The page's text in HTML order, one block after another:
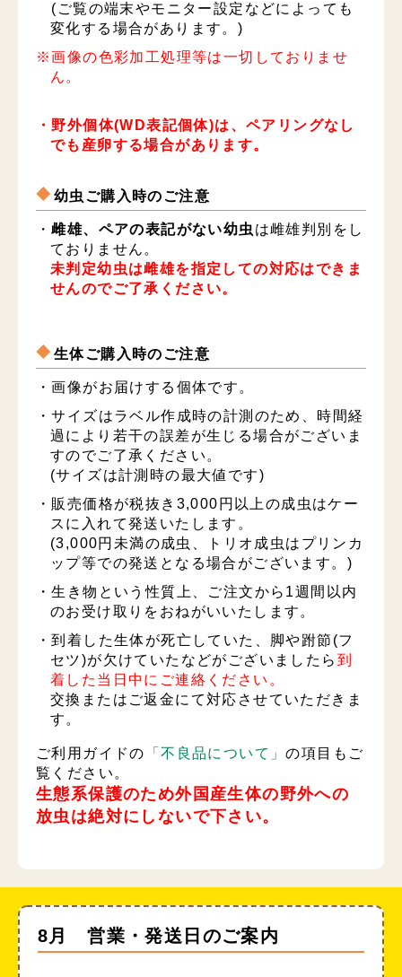
(ご覧の端末やモニター設定などによっても
変化する場合があります。)
※画像の色彩加工処理等は一切しておりませ
ん。
・野外個体(WD表記個体)は、ペアリングなし
でも産卵する場合があります。
幼虫ご購入時のご注意
・雌雄、ペアの表記がない幼虫 は雌雄判別をし
ておりません。
未判定幼虫は雌雄を指定しての対応はできま
せんのでご了承ください。
生体ご購入時のご注意
・画像がお届けする個体です。
・サイズはラベル作成時の計測のため、時間経
過により若干の誤差が生じる場合がございま
すのでご了承ください。
(サイズは計測時の最大値です)
・販売価格が税抜き3,000円以上の成虫はケー
スに入れて発送いたします。
(3,000円未満の成虫、トリオ成虫はプリンカ
ップ等での発送となる場合がございます。)
・生き物という性質上、ご注文から1週間以内
のお受け取りをおねがいいたします。
・到着した生体が死亡していた、脚や跗節(フ
セツ)が欠けていたなどがございましたら 到
着した当日中にご連絡ください。
交換またはご返金にて対応させていただきま
す。
ご利用ガイドの 「不良品について」の項目もご
覧ください。
生態系保護のため外国産生体の野外への
放虫は絶対にしないで下さい。
8月 営業・発送日のご案内